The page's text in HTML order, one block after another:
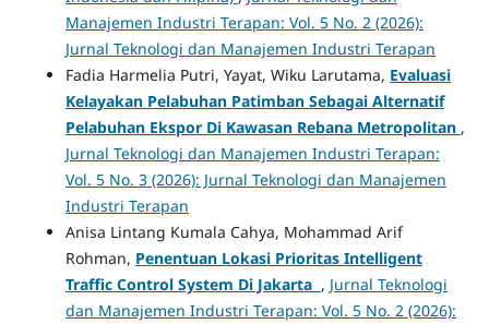
Manajemen Industri Terapan: Vol. 5 No. 2 (2026):
Jurnal Teknologi dan Manajemen Industri Terapan
Fadia Harmelia Putri, Yayat, Wiku Larutama, Evaluasi
Kelayakan Pelabuhan Patimban Sebagai Alternatif
Pelabuhan Ekspor Di Kawasan Rebana Metropolitan ,
Jurnal Teknologi dan Manajemen Industri Terapan:
Vol. 5 No. 3 (2026): Jurnal Teknologi dan Manajemen
Industri Terapan
Anisa Lintang Kumala Cahya, Mohammad Arif
Rohman, Penentuan Lokasi Prioritas Intelligent
Traffic Control System Di Jakarta , Jurnal Teknologi
dan Manajemen Industri Terapan: Vol. 5 No. 2 (2026):